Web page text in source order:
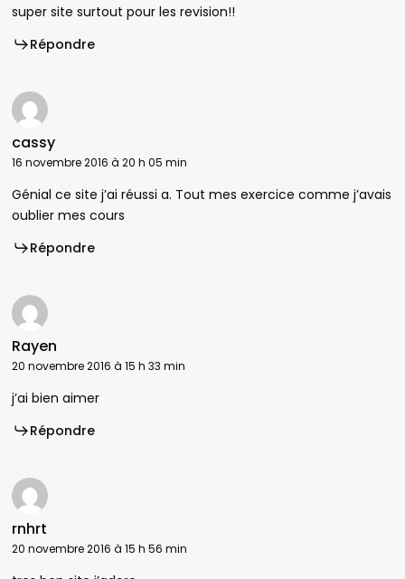
super site surtout pour les revision!!
Répondre
cassy
16 novembre 2016 à 20 h 05 min
Génial ce site j’ai réussi a. Tout mes exercice comme j’avais
oublier mes cours
Répondre
Rayen
20 novembre 2016 à 15 h 33 min
j’ai bien aimer
Répondre
rnhrt
20 novembre 2016 à 15 h 56 min